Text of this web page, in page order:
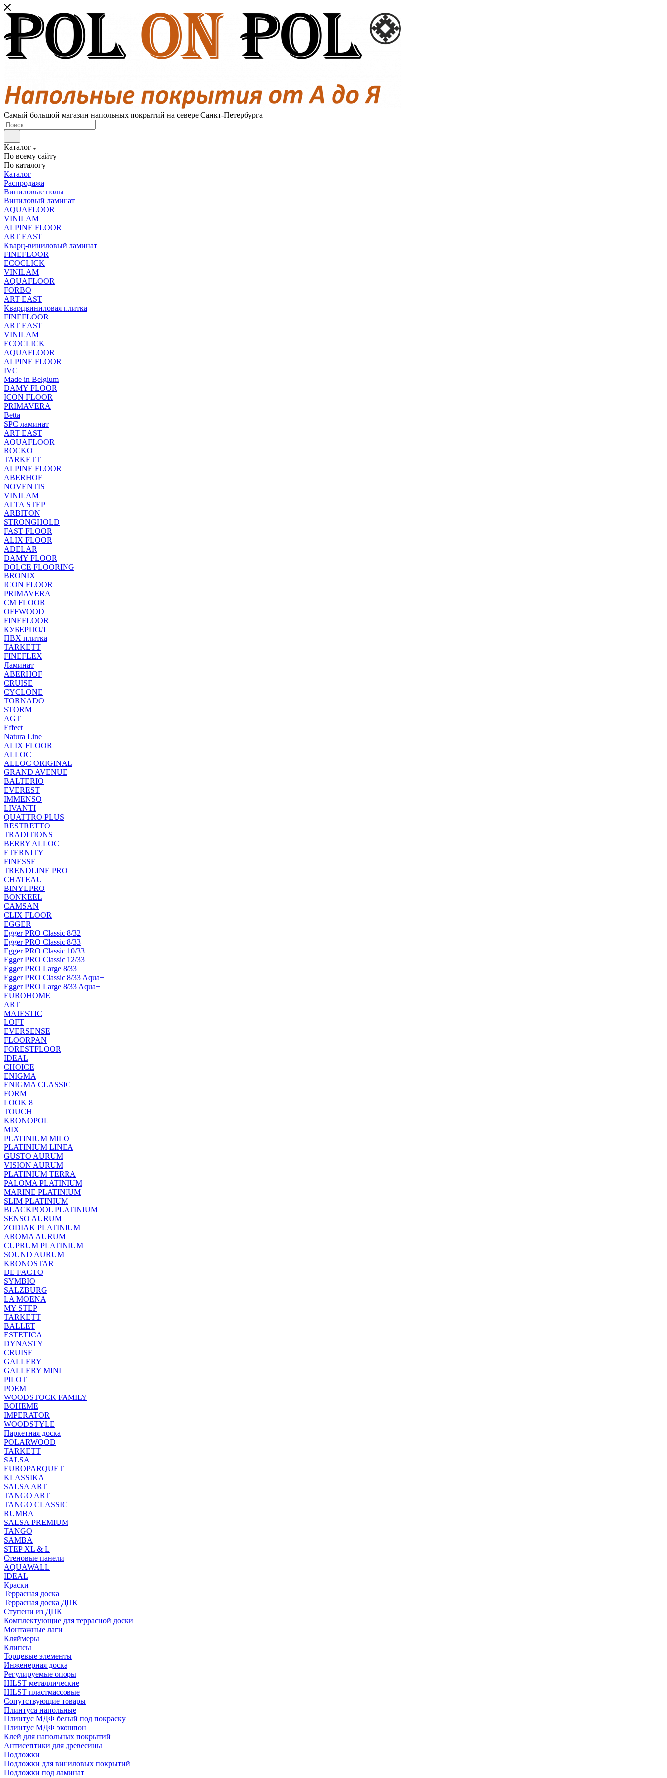
Самый большой магазин напольных покрытий на севере Санкт-Петербурга
Каталог
По всему сайту
По каталогу
Каталог
Распродажа
Виниловые полы
Виниловый ламинат
AQUAFLOOR
VINILAM
ALPINE FLOOR
ART EAST
Кварц-виниловый ламинат
FINEFLOOR
ECOCLICK
VINILAM
AQUAFLOOR
FORBO
ART EAST
Кварцвиниловая плитка
FINEFLOOR
ART EAST
VINILAM
ECOCLICK
AQUAFLOOR
ALPINE FLOOR
IVC
Made in Belgium
DAMY FLOOR
ICON FLOOR
PRIMAVERA
Betta
SPC ламинат
ART EAST
AQUAFLOOR
ROCKO
TARKETT
ALPINE FLOOR
ABERHOF
NOVENTIS
VINILAM
ALTA STEP
ARBITON
STRONGHOLD
FAST FLOOR
ALIX FLOOR
ADELAR
DAMY FLOOR
DOLCE FLOORING
BRONIX
ICON FLOOR
PRIMAVERA
CM FLOOR
OFFWOOD
FINEFLOOR
КУБЕРПОЛ
ПВХ плитка
TARKETT
FINEFLEX
Ламинат
ABERHOF
CRUISE
CYCLONE
TORNADO
STORM
AGT
Effect
Natura Line
ALIX FLOOR
ALLOC
ALLOC ORIGINAL
GRAND AVENUE
BALTERIO
EVEREST
IMMENSO
LIVANTI
QUATTRO PLUS
RESTRETTO
TRADITIONS
BERRY ALLOC
ETERNITY
FINESSE
TRENDLINE PRO
CHATEAU
BINYLPRO
BONKEEL
CAMSAN
CLIX FLOOR
EGGER
Egger PRO Classic 8/32
Egger PRO Classic 8/33
Egger PRO Classic 10/33
Egger PRO Classic 12/33
Egger PRO Large 8/33
Egger PRO Classic 8/33 Aqua+
Egger PRO Large 8/33 Aqua+
EUROHOME
ART
MAJESTIC
LOFT
EVERSENSE
FLOORPAN
FORESTFLOOR
IDEAL
CHOICE
ENIGMA
ENIGMA CLASSIC
FORM
LOOK 8
TOUCH
KRONOPOL
MIX
PLATINIUM MILO
PLATINIUM LINEA
GUSTO AURUM
VISION AURUM
PLATINIUM TERRA
PALOMA PLATINIUM
MARINE PLATINIUM
SLIM PLATINIUM
BLACKPOOL PLATINIUM
SENSO AURUM
ZODIAK PLATINIUM
AROMA AURUM
CUPRUM PLATINIUM
SOUND AURUM
KRONOSTAR
DE FACTO
SYMBIO
SALZBURG
LA MOENA
MY STEP
TARKETT
BALLET
ESTETICA
DYNASTY
CRUISE
GALLERY
GALLERY MINI
PILOT
POEM
WOODSTOCK FAMILY
BOHEME
IMPERATOR
WOODSTYLE
Паркетная доска
POLARWOOD
TARKETT
SALSA
EUROPARQUET
KLASSIKA
SALSA ART
TANGO ART
TANGO CLASSIC
RUMBA
SALSA PREMIUM
TANGO
SAMBA
STEP XL & L
Стеновые панели
AQUAWALL
IDEAL
Краски
Террасная доска
Террасная доска ДПК
Ступени из ДПК
Комплектующие для террасной доски
Монтажные лаги
Кляймеры
Клипсы
Торцевые элементы
Инженерная доска
Регулируемые опоры
HILST металлические
HILST пластмассовые
Сопутствующие товары
Плинтуса напольные
Плинтус МДФ белый под покраску
Плинтус МДФ экошпон
Клей для напольных покрытий
Антисептики для древесины
Подложки
Подложки для виниловых покрытий
Подложки под ламинат